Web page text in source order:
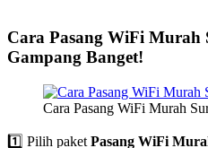
Cara Pasang WiFi Murah
Gampang Banget!
Cara Pasang WiFi Murah
1️⃣ Pilih paket Pasang WiFi